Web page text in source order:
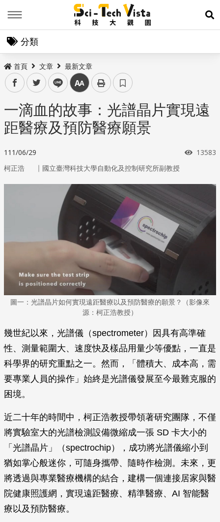
展
分類
首頁 文章 最新文章
facebooktwitter line 中
一滴血的故事：光譜晶片實現遠
距醫療及預防醫療願景
111/06/29 瀏覽次
13583
柯正浩 ｜ 國立臺灣科技大學自動化及控制研究所副教授
圖一：光譜晶片如何實現遠距醫療以及預防醫療的願景？（影像來
源：柯正浩教授）
幾世紀以來，光譜儀（spectrometer）因具有高準確
性、測量範圍大、速度快及樣品用量少等優點，一直是
科學界的研究重點之一。然而，「體積大、成本高，需
要專業人員的操作」始終是光譜儀發展至今最難克服的
困境。
近二十年的時間中，柯正浩教授帶領著研究團隊，不僅
將實驗室大的光譜檢測設備微縮成一張 SD 卡大小的
「光譜晶片」（spectrochip），成功將光譜儀縮小到
猶如掌心般迷你，可隨身攜帶、隨時作檢測。未來，更
將透過與專業醫療機構的結合，建構一個連接居家與醫
院健康照護網，實現遠距醫療、精準醫療、AI 智能醫
療以及預防醫療。